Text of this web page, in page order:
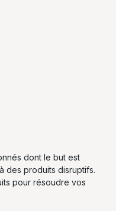
dont le but est
des produits disruptifs.
pour résoudre vos